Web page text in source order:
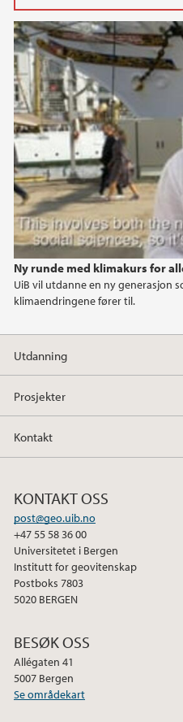
SDG13
Ny runde med klimakurs for
UiB vil utdanne en ny generasjon
klimaendringene fører til.
Utdanning
Prosjekter
Kontakt
KONTAKT OSS
post@geo.uib.no
+47 55 58 36 00
Universitetet i Bergen
Institutt for geovitenskap
Postboks 7803
5020 BERGEN
BESØK OSS
Allégaten 41
5007 Bergen
Se områdekart